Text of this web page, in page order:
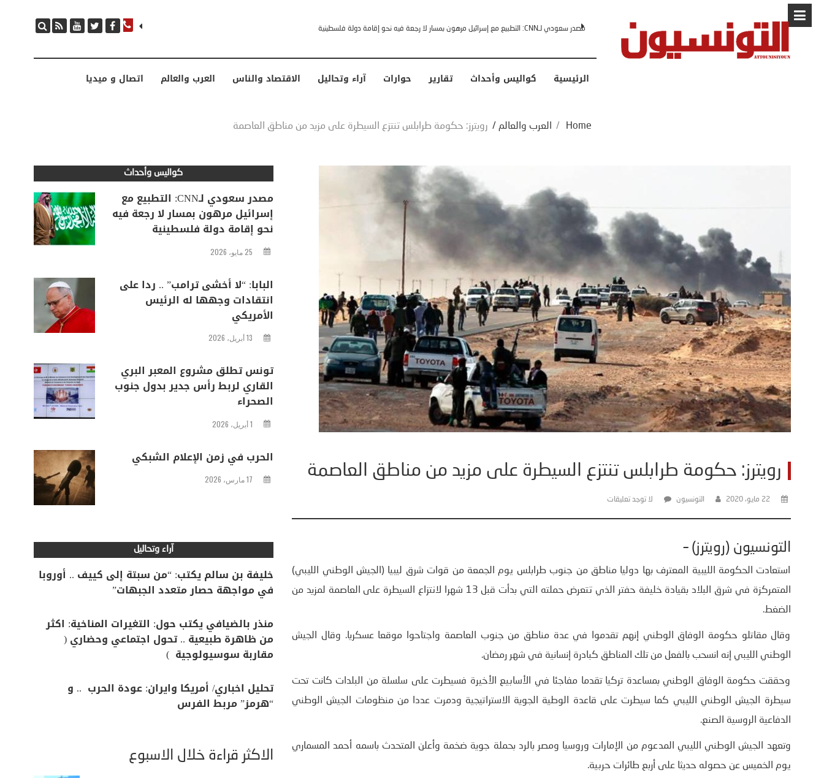
مصدر سعودي لـCNN: التطبيع مع إسرائيل مرهون بمسار لا رجعة فيه نحو إقامة دولة فلسطينية البابا: “لا أخشى ترامب” .. ردا على انتقادات وجهها له الرئيس الأمريكي
الرئيسية كواليس وأحداث تقارير حوارات آراء وتحاليل الاقتصاد والناس العرب والعالم اتصال و ميديا
Home
/ العرب والعالم / رويترز: حكومة طرابلس تنتزع السيطرة على مزيد من مناطق العاصمة
رويترز: حكومة طرابلس تنتزع السيطرة على مزيد من مناطق العاصمة
22 مايو، 2020 التونسيون لا توجد تعليقات
التونسيون (رويترز) –
استعادت الحكومة الليبية المعترف بها دوليا مناطق من جنوب طرابلس يوم الجمعة من قوات شرق ليبيا (الجيش الوطني الليبي)
المتمركزة في شرق البلاد بقيادة خليفة حفتر الذي تتعرض حملته التي بدأت قبل 13 شهرا لانتزاع السيطرة على العاصمة لمزيد من
الضغط.
وقال مقاتلو حكومة الوفاق الوطني إنهم تقدموا في عدة مناطق من جنوب العاصمة واجتاحوا موقعا عسكريا. وقال الجيش
الوطني الليبي إنه انسحب بالفعل من تلك المناطق كبادرة إنسانية في شهر رمضان.
وحققت حكومة الوفاق الوطني بمساعدة تركيا تقدما مفاجئا في الأسابيع الأخيرة فسيطرت على سلسلة من البلدات كانت تحت
سيطرة الجيش الوطني الليبي كما سيطرت على قاعدة الوطية الجوية الاستراتيجية ودمرت عددا من منظومات الجيش الوطني
الدفاعية الروسية الصنع.
وتعهد الجيش الوطني الليبي المدعوم من الإمارات وروسيا ومصر بالرد بحملة جوية ضخمة وأعلن المتحدث باسمه أحمد المسماري
يوم الخميس عن حصوله حديثا على أربع طائرات حربية.
كواليس وأحداث
مصدر سعودي لـCNN: التطبيع مع
إسرائيل مرهون بمسار لا رجعة فيه
نحو إقامة دولة فلسطينية
25 مايو، 2026
البابا: “لا أخشى ترامب” .. ردا على
انتقادات وجهها له الرئيس
الأمريكي
13 أبريل، 2026
تونس تطلق مشروع المعبر البري
القاري لربط رأس جدير بدول جنوب
الصحراء
1 أبريل، 2026
الحرب في زمن الإعلام الشبكي
17 مارس، 2026
آراء وتحاليل
خليفة بن سالم يكتب: “من سبتة إلى كييف .. أوروبا
في مواجهة حصار متعدد الجبهات”
منذر بالضيافي يكتب حول: التغيرات المناخية: اكثر
من ظاهرة طبيعية .. تحول اجتماعي وحضاري (
مقاربة سوسيولوجية )
تحليل اخباري/ أمريكا وايران: عودة الحرب .. و
“هرمز” مربط الفرس
الأكثر قراءة خلال الأسبوع